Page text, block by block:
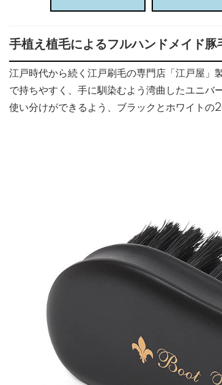
手植え植毛によるフルハンドメイド豚
江戸時代から続く江戸刷毛の専門店「江戸屋」
で持ちやすく、手に馴染むよう湾曲したユニバ
使い分けができるよう、ブラックとホワイトの2